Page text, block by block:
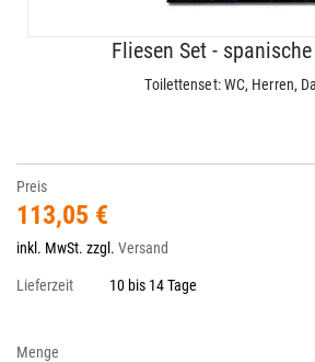
Fliesen Set -
Toilettenset: WC, Herren,
Preis
113,05 €
inkl. MwSt. zzgl. Versand
Lieferzeit 10 bis 14 Tage
Menge